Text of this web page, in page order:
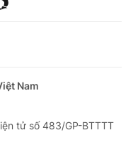
Nam
tử số 483/GP-BTTTT